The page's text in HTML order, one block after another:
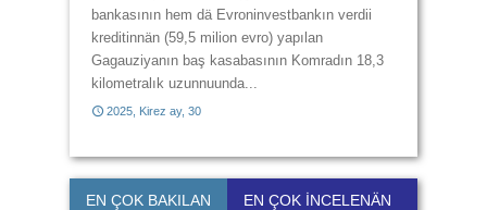
bankasının hem dä Evroninvestbankın verdii
kreditinnän (59,5 milion evro) yapılan
Gagauziyanın baş kasabasının Komradın 18,3
kilometralık uzunnuunda...
2025, Kirez ay, 30
2017, Kirez ay, 21
2014, Baba Marta, 29
2014, Büük ay, 11
EN ÇOK BAKILAN EN ÇOK İNCELENÄN